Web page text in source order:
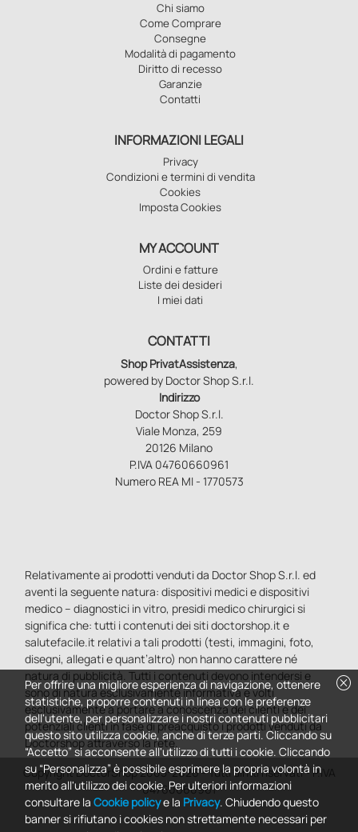
Chi siamo
Come Comprare
Consegne
Modalità di pagamento
Diritto di recesso
Garanzie
Contatti
INFORMAZIONI LEGALI
Privacy
Condizioni e termini di vendita
Cookies
Imposta Cookies
MY ACCOUNT
Ordini e fatture
Liste dei desideri
I miei dati
CONTATTI
Shop PrivatAssistenza,
powered by Doctor Shop S.r.l.
Indirizzo
Doctor Shop S.r.l.
Viale Monza, 259
20126 Milano
P.IVA 04760660961
Numero REA MI - 1770573
Relativamente ai prodotti venduti da Doctor Shop S.r.l. ed
aventi la seguente natura: dispositivi medici e dispositivi
medico – diagnostici in vitro, presidi medico chirurgici si
significa che: tutti i contenuti dei siti doctorshop.it e
salutefacile.it relativi a tali prodotti (testi, immagini, foto,
disegni, allegati e quant’altro) non hanno carattere né
natura di pubblicità. Tutti i contenuti devono intendersi e
sono di natura esclusivamente informativa e volti
esclusivamente a portare a conoscenza dei clienti e dei
potenziali clienti in fase di preacquisto i prodotti venduti da
Doctorshop attraverso la rete.
Copyright DoctorShop 2005-2026 - Tutti diritti riservati - P.IVA
04760660961
cancel
Per offrire una migliore esperienza di navigazione, ottenere
statistiche, proporre contenuti in linea con le preferenze
dell'utente, per personalizzare i nostri contenuti pubblicitari
questo sito utilizza cookie, anche di terze parti. Cliccando su
“Accetto” si acconsente all'utilizzo di tutti i cookie. Cliccando
su “Personalizza” è possibile esprimere la propria volontà in
merito all'utilizzo dei cookie. Per ulteriori informazioni
consultare la Cookie policye la Privacy. Chiudendo questo
banner si rifiutano i cookies non strettamente necessari per